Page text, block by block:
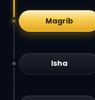
Magrib
Isha